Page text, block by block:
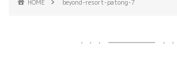
HOME beyond-resort-patong-7